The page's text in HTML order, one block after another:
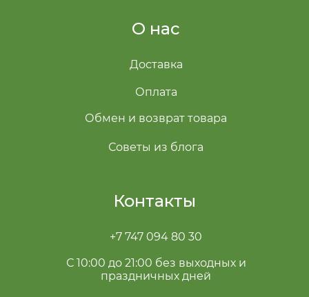
О нас
Контакты
Доставка
Оплата
Обмен и возврат товара
+7 747 094 80 30
С 10:00 до 21:00 без выходных и
праздничных дней
Советы из блога